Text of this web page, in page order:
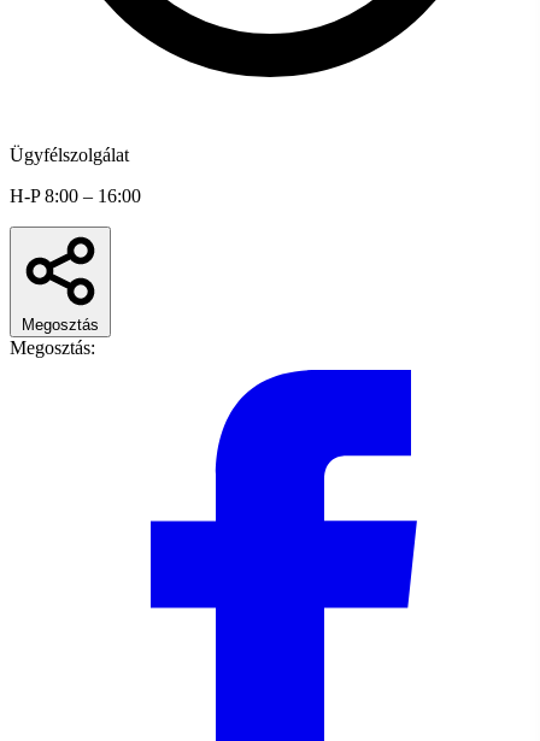
Ügyfélszolgálat
H-P 8:00 – 16:00
Megosztás
Megosztás: